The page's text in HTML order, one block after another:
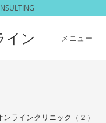
イン メニュー
ラインクリニック（２）